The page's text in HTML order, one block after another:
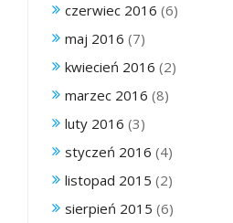
czerwiec 2016 (6)
maj 2016 (7)
kwiecień 2016 (2)
marzec 2016 (8)
luty 2016 (3)
styczeń 2016 (4)
listopad 2015 (2)
sierpień 2015 (6)